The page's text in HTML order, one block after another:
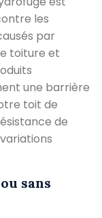
les
par
toiture et
une barrière
toit de
de
sans